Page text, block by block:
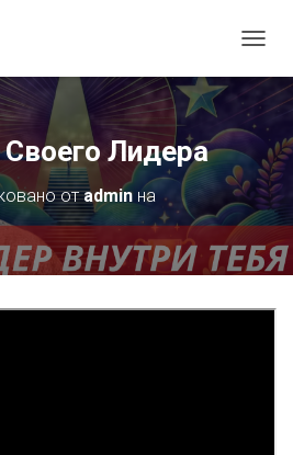
Лидера
отadmin на